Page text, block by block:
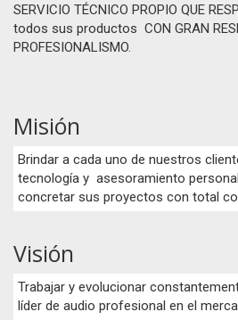
SERVICIO TÉCNICO PROPIO QUE
todos sus productos CON GRAN
PROFESIONALISMO.
Misión
Brindar a cada uno de nuestros
tecnología y asesoramiento
concretar sus proyectos con total
Visión
Trabajar y evolucionar
líder de audio profesional en el